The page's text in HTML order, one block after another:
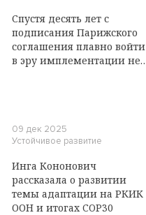
Спустя десять лет с
подписания Парижского
соглашения плавно войти
в эру имплементации не
09 дек 2025
Устойчивое развитие
Инга Кононович
рассказала о развитии
темы адаптации на РКИК
ООН и итогах COP30